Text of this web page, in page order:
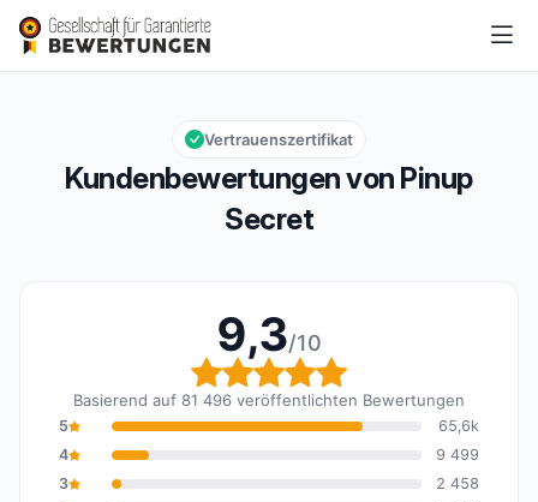
Pinup Secret
Gesamtbewertung: 9,3 von 10
9,3/10
Kundenbewertungen von Pinup
Secret
Vertrauenszertifikat
9,3/10
Gesamtbewertung: 9,3
Basierend auf 81 496 veröffentlichten Bewertungen
5
65,6k
4
9 499
3
2 458